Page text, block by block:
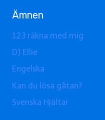
Ämnen
123 räkna med mig
DJ Ellie
Engelska
Kan du lösa gåtan?
Svenska Hjältar